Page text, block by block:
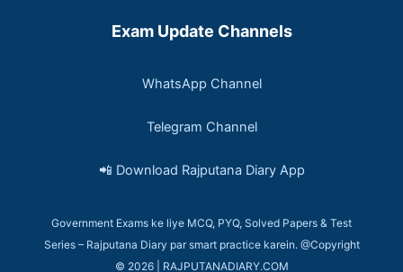
Exam Update Channels
WhatsApp Channel
Telegram Channel
📲 Download Rajputana Diary App
Government Exams ke liye MCQ, PYQ, Solved Papers & Test
Series – Rajputana Diary par smart practice karein. @Copyright
© 2026 | RAJPUTANADIARY.COM